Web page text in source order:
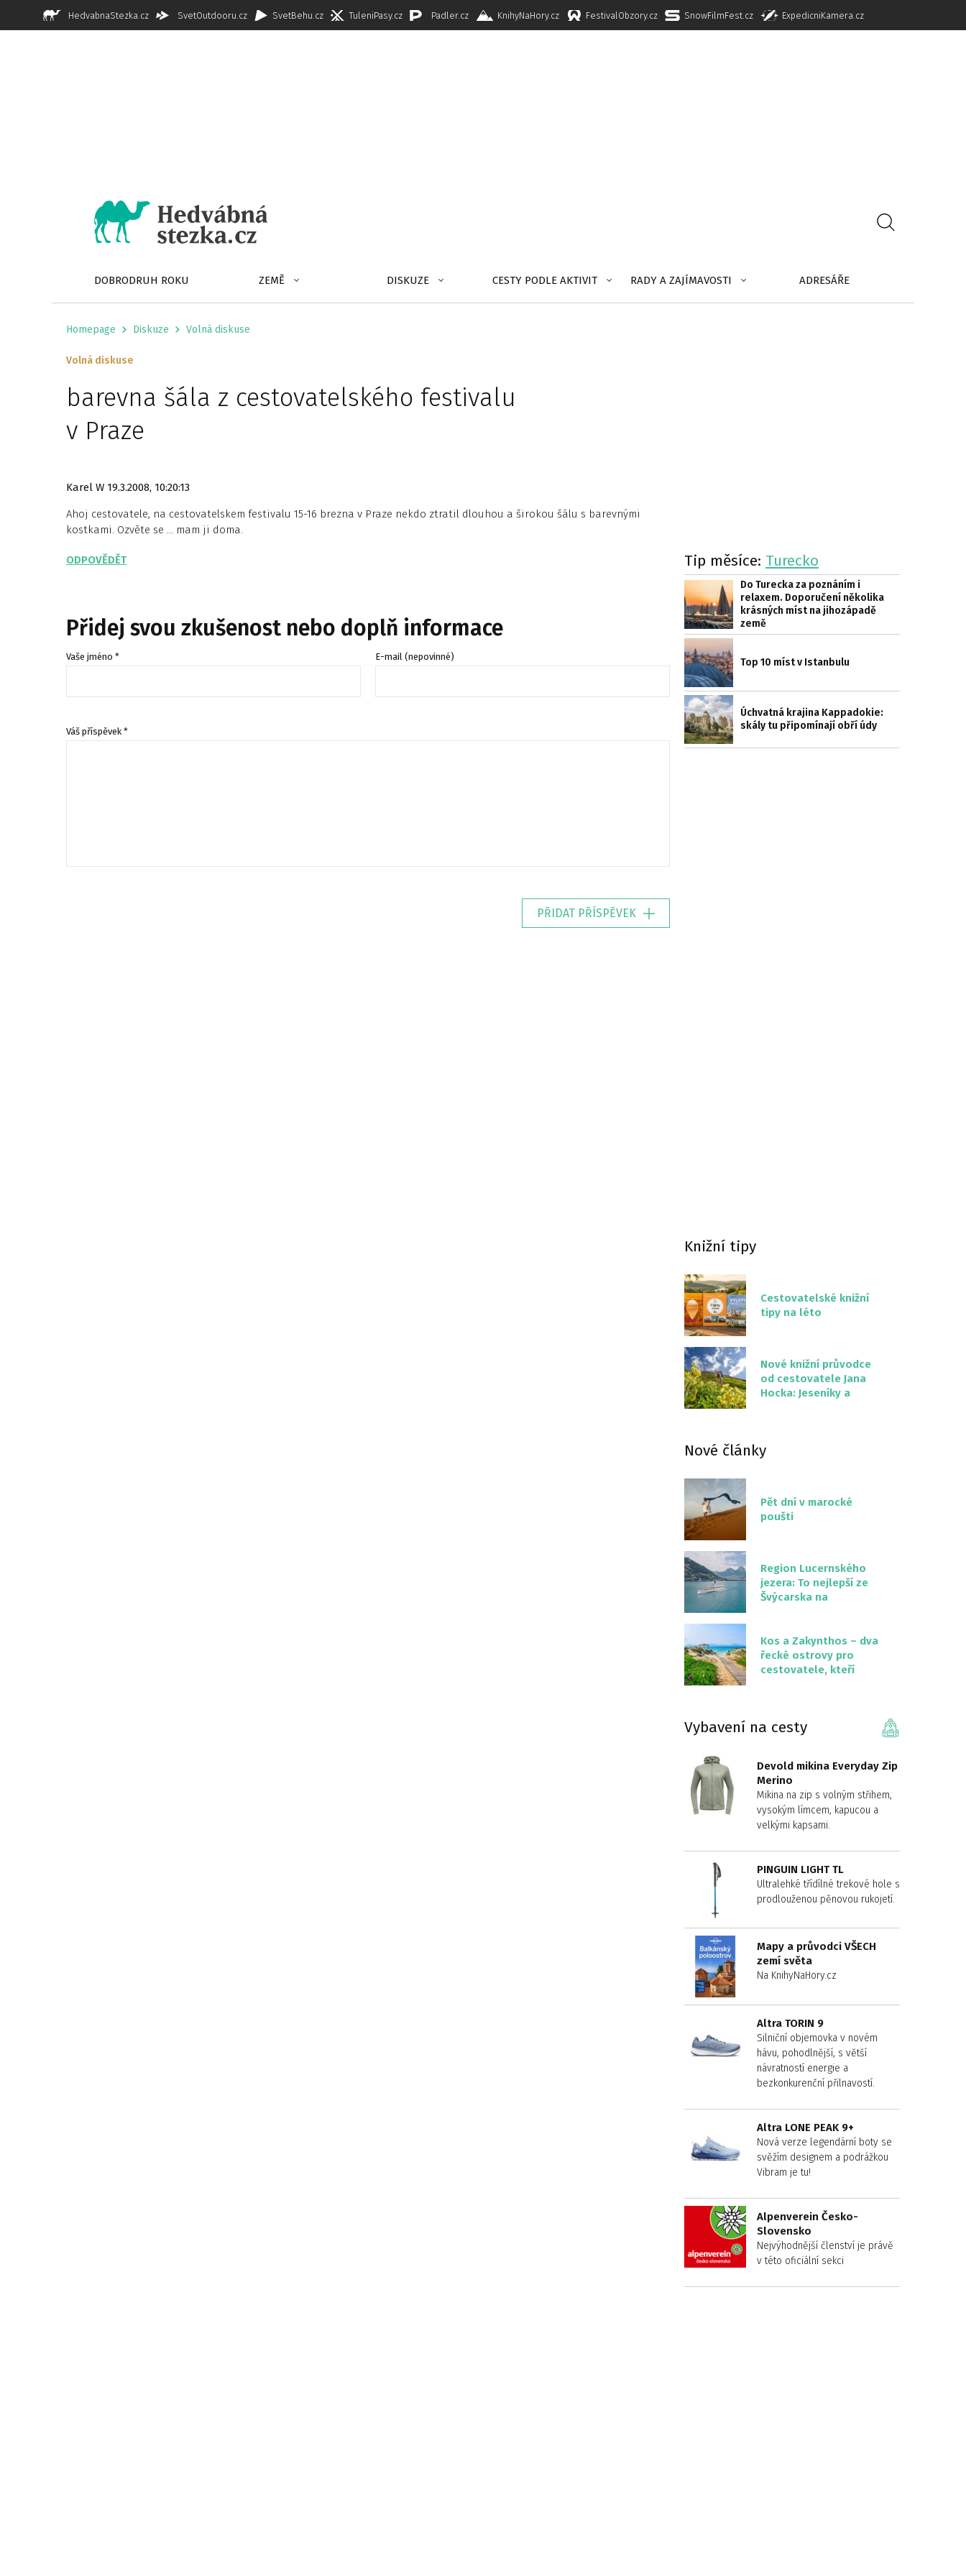
HedvabnaStezka.cz SvetOutdooru.cz SvetBehu.cz TuleniPasy.cz Padler.cz KnihyNaHory.cz FestivalObzory.cz SnowFilmFest.cz ExpedicniKamera.cz
DOBRODRUH ROKU ZEMĚ DISKUZE CESTY PODLE AKTIVIT RADY A ZAJÍMAVOSTI ADRESÁŘE
Homepage Diskuze Volná diskuse
Volná diskuse
barevna šála z cestovatelského festivalu
v Praze
Karel W 19.3.2008, 10:20:13
Ahoj cestovatele, na cestovatelskem festivalu 15-16 brezna v Praze nekdo ztratil dlouhou a širokou šálu s barevnými
kostkami. Ozvěte se … mam ji doma.
ODPOVĚDĚT
Přidej svou zkušenost nebo doplň informace
Vaše jméno * E-mail (nepovinné)
Váš příspěvek *
PŘIDAT PŘÍSPĚVEK
Tip měsíce: Turecko
Do Turecka za poznáním i
relaxem. Doporučení několika
krásných míst na jihozápadě
země
Top 10 míst v Istanbulu
Úchvatná krajina Kappadokie:
skály tu připomínají obří údy
Knižní tipy
Cestovatelské knižní
tipy na léto
Nové knižní průvodce
od cestovatele Jana
Hocka: Jeseníky a
Nové články
Pět dní v marocké
poušti
Region Lucernského
jezera: To nejlepší ze
Švýcarska na
Kos a Zakynthos – dva
řecké ostrovy pro
cestovatele, kteří
Vybavení na cesty
Devold mikina Everyday Zip
Merino
Mikina na zip s volným střihem,
vysokým límcem, kapucou a
velkými kapsami.
PINGUIN LIGHT TL
Ultralehké třídílné trekové hole s
prodlouženou pěnovou rukojetí.
Mapy a průvodci VŠECH
zemí světa
Na KnihyNaHory.cz
Altra TORIN 9
Silniční objemovka v novém
hávu, pohodlnější, s větší
návratností energie a
bezkonkurenční přilnavostí.
Altra LONE PEAK 9+
Nová verze legendární boty se
svěžím designem a podrážkou
Vibram je tu!
Alpenverein Česko-
Slovensko
Nejvýhodnější členství je právě
v této oficiální sekci